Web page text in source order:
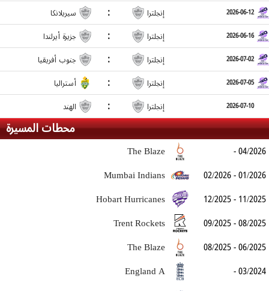
سيريلانكا : إنجلترا 2026-06-12
جزيرة أيرلندا : إنجلترا 2026-06-16
جنوب أفريقيا : إنجلترا 2026-07-02
أستراليا : إنجلترا 2026-07-05
الهند : إنجلترا 2026-07-10
محطات المسيرة
The Blaze
- 04/2026
Mumbai Indians
02/2026 - 01/2026
Hobart Hurricanes
12/2025 - 11/2025
Trent Rockets
09/2025 - 08/2025
The Blaze
08/2025 - 06/2025
England A
- 03/2024